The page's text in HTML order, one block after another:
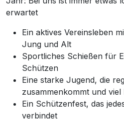
erwartet
Ein aktives Vereinsleben
Jung und Alt
Sportliches Schießen für
Schützen
Eine starke Jugend, die
zusammenkommt und viel
Ein Schützenfest, das
verbindet